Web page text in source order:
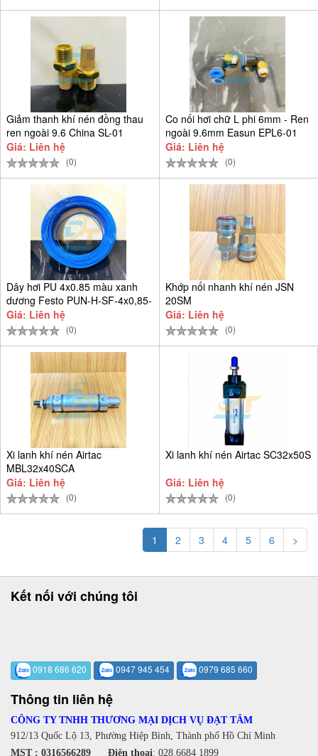
Giảm thanh khí nén đồng thau
ren ngoài 9.6 China SL-01
Giá: Liên hệ
(0)
Co nối hơi chữ L phi 6mm - Ren
ngoài 9.6mm Easun EPL6-01
Giá: Liên hệ
(0)
Dây hơi PU 4x0.85 màu xanh
dương Festo PUN-H-SF-4x0,85-
BL
Giá: Liên hệ
(0)
Khớp nối nhanh khí nén JSN
20SM
Giá: Liên hệ
(0)
Xi lanh khí nén Airtac
MBL32x40SCA
Giá: Liên hệ
(0)
Xi lanh khí nén Airtac SC32x50S
Giá: Liên hệ
(0)
1 2 3 4 5 6 >
Kết nối với chúng tôi
0918 686 620 0947 945 454 0979 685 660
Thông tin liên hệ
CÔNG TY TNHH THƯƠNG MẠI DỊCH VỤ ĐẠT TÂM
912/13 Quốc Lộ 13, Phường Hiệp Bình, Thành phố Hồ Chí Minh
MST : 0316566289 Điện thoại: 028.6684 1899